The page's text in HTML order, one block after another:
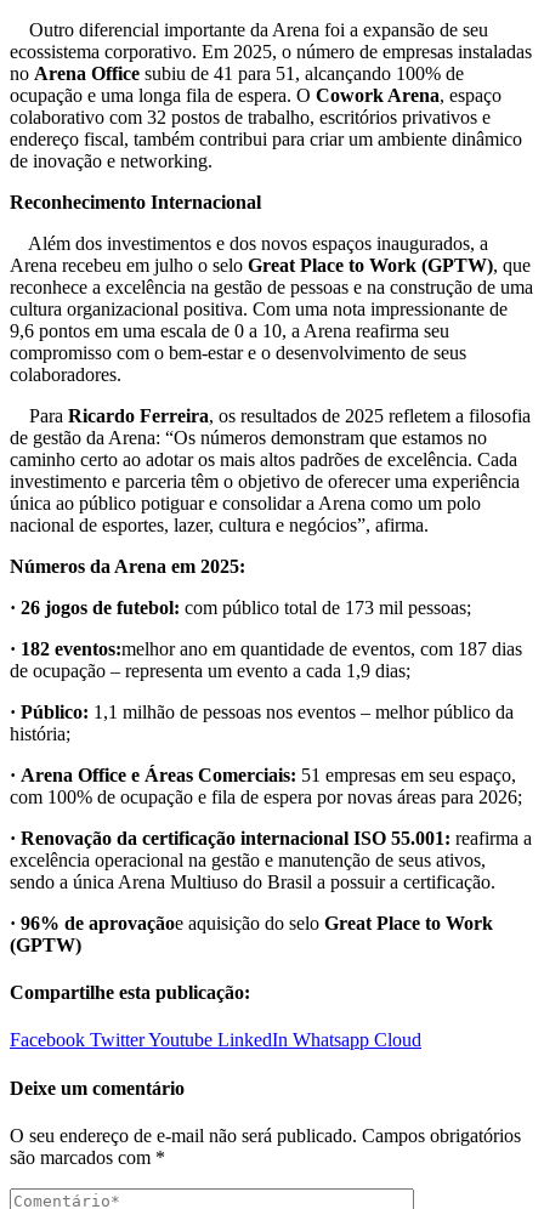
Outro diferencial importante da Arena foi a expansão de seu
ecossistema corporativo. Em 2025, o número de empresas instaladas
no Arena Office subiu de 41 para 51, alcançando 100% de
ocupação e uma longa fila de espera. O Cowork Arena, espaço
colaborativo com 32 postos de trabalho, escritórios privativos e
endereço fiscal, também contribui para criar um ambiente dinâmico
de inovação e networking.
Reconhecimento Internacional
Além dos investimentos e dos novos espaços inaugurados, a
Arena recebeu em julho o selo Great Place to Work (GPTW), que
reconhece a excelência na gestão de pessoas e na construção de uma
cultura organizacional positiva. Com uma nota impressionante de
9,6 pontos em uma escala de 0 a 10, a Arena reafirma seu
compromisso com o bem-estar e o desenvolvimento de seus
colaboradores.
Para Ricardo Ferreira, os resultados de 2025 refletem a filosofia
de gestão da Arena: “Os números demonstram que estamos no
caminho certo ao adotar os mais altos padrões de excelência. Cada
investimento e parceria têm o objetivo de oferecer uma experiência
única ao público potiguar e consolidar a Arena como um polo
nacional de esportes, lazer, cultura e negócios”, afirma.
Números da Arena em 2025:
· 26 jogos de futebol: com público total de 173 mil pessoas;
· 182 eventos:melhor ano em quantidade de eventos, com 187 dias
de ocupação – representa um evento a cada 1,9 dias;
· Público: 1,1 milhão de pessoas nos eventos – melhor público da
história;
· Arena Office e Áreas Comerciais: 51 empresas em seu espaço,
com 100% de ocupação e fila de espera por novas áreas para 2026;
· Renovação da certificação internacional ISO 55.001: reafirma a
excelência operacional na gestão e manutenção de seus ativos,
sendo a única Arena Multiuso do Brasil a possuir a certificação.
· 96% de aprovaçãoe aquisição do selo Great Place to Work
(GPTW)
Compartilhe esta publicação:
Facebook TwitterYoutube LinkedIn Whatsapp Cloud
Deixe um comentário
O seu endereço de e-mail não será publicado. Campos obrigatórios
são marcados com *